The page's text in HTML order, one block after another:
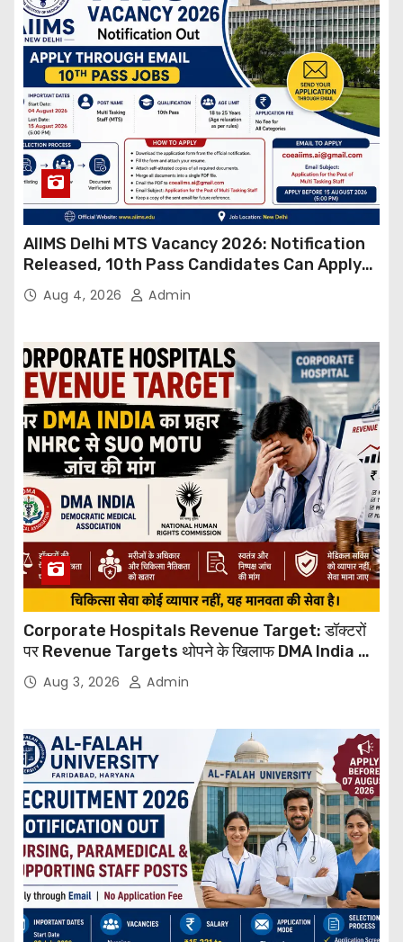
AIIMS Delhi MTS Vacancy 2026: Notification
Released, 10th Pass Candidates Can Apply
Through Email
Aug 4, 2026 Admin
Corporate Hospitals Revenue Target: डॉक्टरों
पर Revenue Targets थोपने के खिलाफ DMA India का
बड़ा कदम, NHRC से Suo Motu जांच की मांग
Aug 3, 2026 Admin